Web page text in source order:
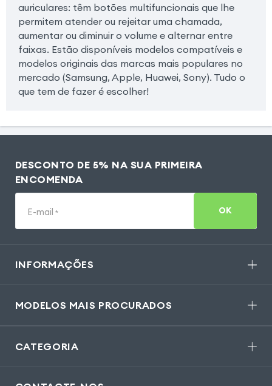
auriculares: têm botões multifuncionais que lhe
permitem atender ou rejeitar uma chamada,
aumentar ou diminuir o volume e alternar entre
faixas. Estão disponíveis modelos compatíveis e
modelos originais das marcas mais populares no
mercado (Samsung, Apple, Huawei, Sony). Tudo o
que tem de fazer é escolher!
DESCONTO DE 5% NA SUA PRIMEIRA
ENCOMENDA
E-mail * OK
INFORMAÇÕES
MODELOS MAIS PROCURADOS
CATEGORIA